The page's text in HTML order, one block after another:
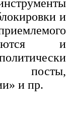
и
и
посты,
и пр.